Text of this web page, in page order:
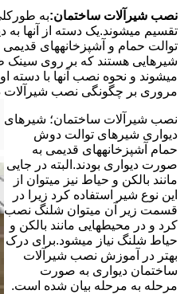
نصب شیرآلات ساختمان:به
تقسیم میشوند.یک دسته از آنها به
توالت حمام و آشپزخانههای
شیرهایی هستند که بر روی
میشوند و نحوه نصب آنها با دسته
مروری بر چگونگی نصب شیرآلات
نصب شیرآلات ساختمان؛ شیرهای
دیواری شیرهای توالت دوش
حمام آشپزخانههای قدیمی به
صورت دیواری بودند.البته در جایی
مانند بالکن و حیاط نیز میتوان از
این نوع شیر استفاده کرد زیرا در
قسمت زیر آن میتوان شلنگ نصب
کرد و در محیطهایی مانند بالکن و
حیاط شلنگ نیاز میشود.برای درک
بهتر در آموزش نصب شیرآلات
ساختمان دیواری به صورت
مرحله به مرحله بیان شده است.